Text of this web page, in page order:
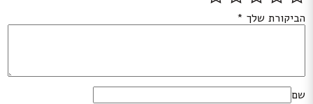
הביקורת שלך *
שם